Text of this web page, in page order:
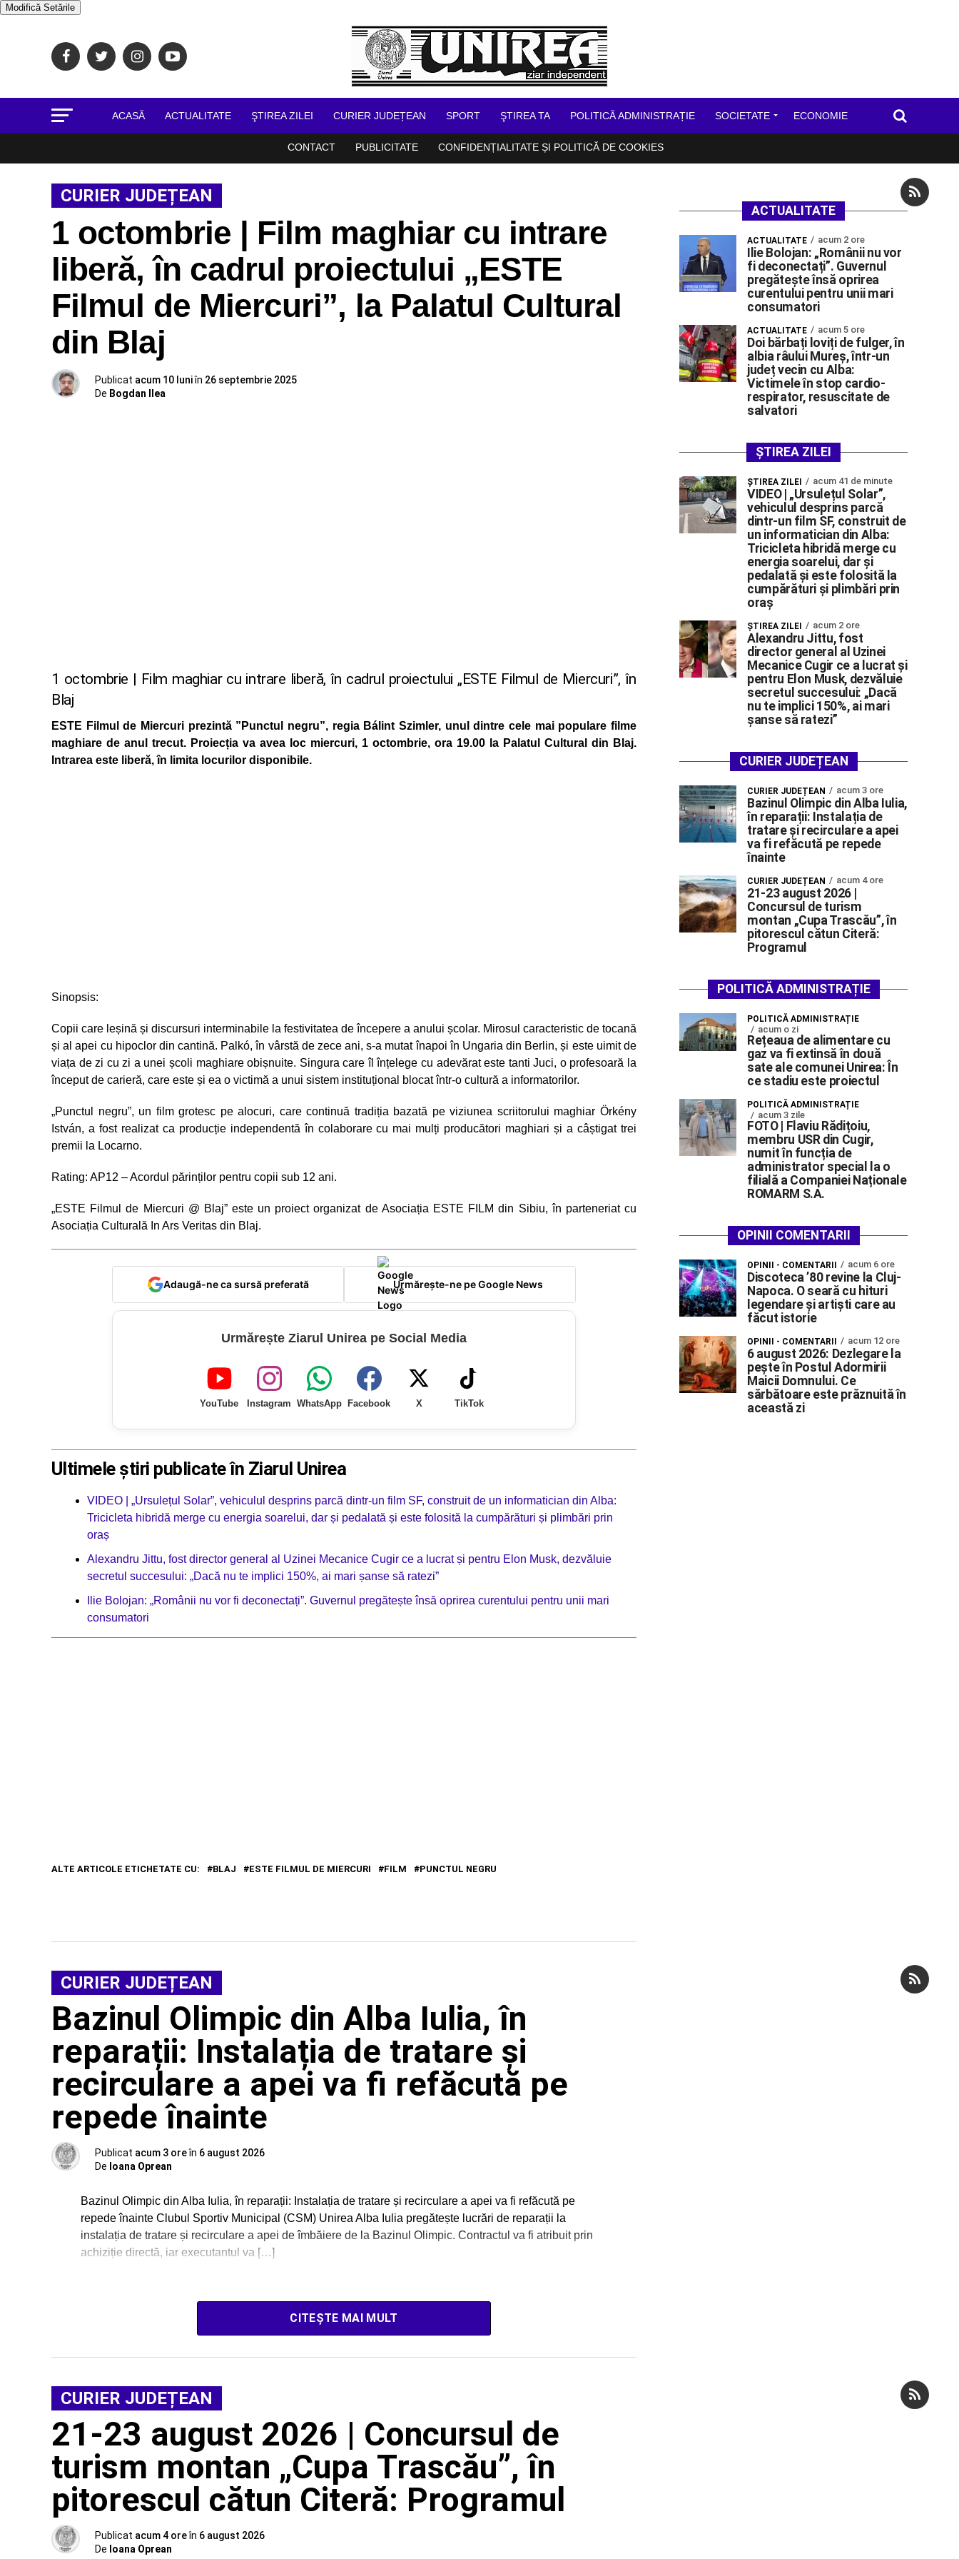
Modifică Setările
ACASĂ ACTUALITATE ŞTIREA ZILEI CURIER JUDEȚEAN SPORT ŞTIREA TA POLITICĂ ADMINISTRAȚIE SOCIETATE ECONOMIE
CONTACT PUBLICITATE CONFIDENȚIALITATE ȘI POLITICĂ DE COOKIES
CURIER JUDEȚEAN
1 octombrie | Film maghiar cu intrare
liberă, în cadrul proiectului „ESTE
Filmul de Miercuri”, la Palatul Cultural
din Blaj
Publicat acum 10 luniîn 26 septembrie 2025
De Bogdan Ilea
1 octombrie | Film maghiar cu intrare liberă, în cadrul proiectului „ESTE Filmul de Miercuri”, în
Blaj
ESTE Filmul de Miercuri prezintă ”Punctul negru”, regia Bálint Szimler, unul dintre cele mai populare filme
maghiare de anul trecut. Proiecția va avea loc miercuri, 1 octombrie, ora 19.00 la Palatul Cultural din Blaj.
Intrarea este liberă, în limita locurilor disponibile.
Sinopsis:
Copii care leșină și discursuri interminabile la festivitatea de începere a anului școlar. Mirosul caracteristic de tocană
și al apei cu hipoclor din cantină. Palkó, în vârstă de zece ani, s-a mutat înapoi în Ungaria din Berlin, și este uimit de
viața de zi cu zi a unei școli maghiare obișnuite. Singura care îl înțelege cu adevărat este tanti Juci, o profesoară la
început de carieră, care este și ea o victimă a unui sistem instituțional blocat într-o cultură a informatorilor.
„Punctul negru”, un film grotesc pe alocuri, care continuă tradiția bazată pe viziunea scriitorului maghiar Örkény
István, a fost realizat ca producție independentă în colaborare cu mai mulți producători maghiari și a câștigat trei
premii la Locarno.
Rating: AP12 – Acordul părinților pentru copii sub 12 ani.
„ESTE Filmul de Miercuri @ Blaj” este un proiect organizat de Asociația ESTE FILM din Sibiu, în parteneriat cu
Asociația Culturală In Ars Veritas din Blaj.
Adaugă-ne ca sursă preferată Urmărește-ne pe Google News
Urmărește Ziarul Unirea pe Social Media
YouTube Instagram WhatsApp Facebook X TikTok
Ultimele știri publicate în Ziarul Unirea
VIDEO | „Ursulețul Solar”, vehiculul desprins parcă dintr-un film SF, construit de un informatician din Alba:
Tricicleta hibridă merge cu energia soarelui, dar și pedalată și este folosită la cumpărături și plimbări prin
oraș
Alexandru Jittu, fost director general al Uzinei Mecanice Cugir ce a lucrat și pentru Elon Musk, dezvăluie
secretul succesului: „Dacă nu te implici 150%, ai mari șanse să ratezi”
Ilie Bolojan: „Românii nu vor fi deconectați”. Guvernul pregătește însă oprirea curentului pentru unii mari
consumatori
ALTE ARTICOLE ETICHETATE CU: BLAJ ESTE FILMUL DE MIERCURI FILM PUNCTUL NEGRU
CURIER JUDEȚEAN
Bazinul Olimpic din Alba Iulia, în
reparații: Instalația de tratare și
recirculare a apei va fi refăcută pe
repede înainte
Publicat acum 3 oreîn 6 august 2026
De Ioana Oprean
Bazinul Olimpic din Alba Iulia, în reparații: Instalația de tratare și recirculare a apei va fi refăcută pe
repede înainte Clubul Sportiv Municipal (CSM) Unirea Alba Iulia pregătește lucrări de reparații la
instalația de tratare și recirculare a apei de îmbăiere de la Bazinul Olimpic. Contractul va fi atribuit prin
achiziție directă, iar executantul va […]
CITEȘTE MAI MULT
CURIER JUDEȚEAN
21-23 august 2026 | Concursul de
turism montan „Cupa Trascău”, în
pitorescul cătun Citeră: Programul
Publicat acum 4 oreîn 6 august 2026
De Ioana Oprean
ACTUALITATE
ACTUALITATE acum 2 ore
Ilie Bolojan: „Românii nu vor
fi deconectați”. Guvernul
pregătește însă oprirea
curentului pentru unii mari
consumatori
ACTUALITATE acum 5 ore
Doi bărbați loviți de fulger, în
albia râului Mureș, într-un
județ vecin cu Alba:
Victimele în stop cardio-
respirator, resuscitate de
salvatori
ȘTIREA ZILEI
ŞTIREA ZILEI acum 41 de minute
VIDEO | „Ursulețul Solar”,
vehiculul desprins parcă
dintr-un film SF, construit de
un informatician din Alba:
Tricicleta hibridă merge cu
energia soarelui, dar și
pedalată și este folosită la
cumpărături și plimbări prin
oraș
ŞTIREA ZILEI acum 2 ore
Alexandru Jittu, fost
director general al Uzinei
Mecanice Cugir ce a lucrat și
pentru Elon Musk, dezvăluie
secretul succesului: „Dacă
nu te implici 150%, ai mari
șanse să ratezi”
CURIER JUDEȚEAN
CURIER JUDEȚEAN acum 3 ore
Bazinul Olimpic din Alba Iulia,
în reparații: Instalația de
tratare și recirculare a apei
va fi refăcută pe repede
înainte
CURIER JUDEȚEAN acum 4 ore
21-23 august 2026 |
Concursul de turism
montan „Cupa Trascău”, în
pitorescul cătun Citeră:
Programul
POLITICĂ ADMINISTRAȚIE
POLITICĂ ADMINISTRAȚIE
acum o zi
Rețeaua de alimentare cu
gaz va fi extinsă în două
sate ale comunei Unirea: În
ce stadiu este proiectul
POLITICĂ ADMINISTRAȚIE
acum 3 zile
FOTO | Flaviu Rădițoiu,
membru USR din Cugir,
numit în funcția de
administrator special la o
filială a Companiei Naționale
ROMARM S.A.
OPINII COMENTARII
OPINII - COMENTARII acum 6 ore
Discoteca ’80 revine la Cluj-
Napoca. O seară cu hituri
legendare și artiști care au
făcut istorie
OPINII - COMENTARII acum 12 ore
6 august 2026: Dezlegare la
pește în Postul Adormirii
Maicii Domnului. Ce
sărbătoare este prăznuită în
această zi